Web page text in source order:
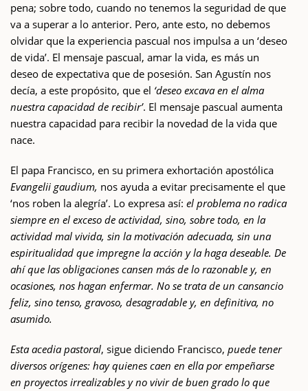
pena; sobre todo, cuando no tenemos la seguridad de que
va a superar a lo anterior. Pero, ante esto, no debemos
olvidar que la experiencia pascual nos impulsa a un ‘deseo
de vida’. El mensaje pascual, amar la vida, es más un
deseo de expectativa que de posesión. San Agustín nos
decía, a este propósito, que el ‘deseo excava en el alma
nuestra capacidad de recibir’. El mensaje pascual aumenta
nuestra capacidad para recibir la novedad de la vida que
nace.
El papa Francisco, en su primera exhortación apostólica
Evangelii gaudium, nos ayuda a evitar precisamente el que
‘nos roben la alegría’. Lo expresa así: el problema no radica
siempre en el exceso de actividad, sino, sobre todo, en la
actividad mal vivida, sin la motivación adecuada, sin una
espiritualidad que impregne la acción y la haga deseable. De
ahí que las obligaciones cansen más de lo razonable y, en
ocasiones, nos hagan enfermar. No se trata de un cansancio
feliz, sino tenso, gravoso, desagradable y, en definitiva, no
asumido.
Esta acedia pastoral, sigue diciendo Francisco, puede tener
diversos orígenes: hay quienes caen en ella por empeñarse
en proyectos irrealizables y no vivir de buen grado lo que